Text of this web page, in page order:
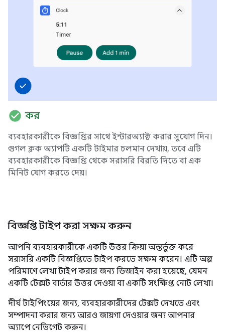
check_circle কর
ব্যবহারকারীকে বিজ্ঞপ্তির সাথে ইন্টারঅ্যাক্ট করার সুযোগ দিন।
গুগল ক্লক অ্যাপটি একটি টাইমার চলমান দেখায়, তবে এটি
ব্যবহারকারীকে বিজ্ঞপ্তি থেকে সরাসরি বিরতি দিতে বা এক
মিনিট যোগ করতে দেয়।
বিজ্ঞপ্তি টাইপ করা সক্ষম করুন
আপনি ব্যবহারকারীকে একটি উত্তর ক্রিয়া অন্তর্ভুক্ত করে
সরাসরি একটি বিজ্ঞপ্তিতে টাইপ করতে সক্ষম করেন। এটি অল্প
পরিমাণে লেখা টাইপ করার জন্য ডিজাইন করা হয়েছে, যেমন
একটি টেক্সট বার্তার উত্তর দেওয়া বা একটি সংক্ষিপ্ত নোট লেখা।
দীর্ঘ টাইপিংয়ের জন্য, ব্যবহারকারীদের টেক্সট দেখতে এবং
সম্পাদনা করার জন্য আরও জায়গা দেওয়ার জন্য আপনার
অ্যাপে নেভিগেট করুন।